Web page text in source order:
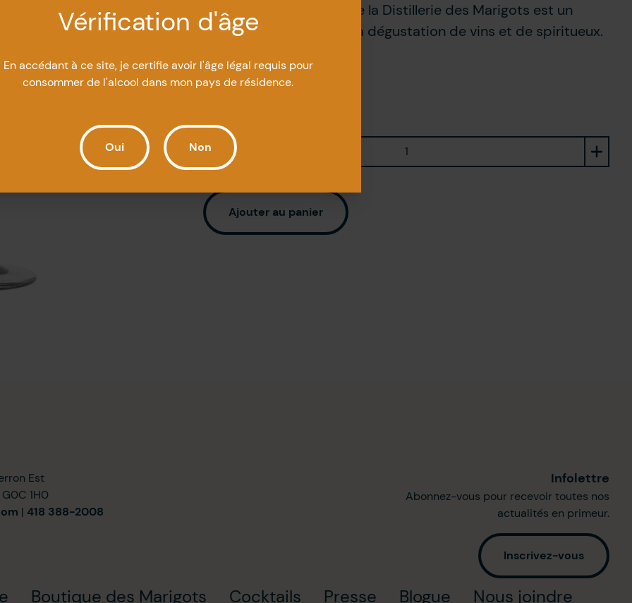
Cette coupe à l’effigie de la Distillerie des Marigots est un
modèle classique pour la dégustation de vins et de spiritueux.
305 en inventaire
Ajouter au panier
Est
1H0
| 418 388-2008
Infolettre
Abonnez-vous pour recevoir toutes nos
actualités en primeur.
Inscrivez-vous
Boutique des Marigots Cocktails Presse Blogue Nous joindre
Vérification d'âge
En accédant à ce site, je certifie avoir l'âge légal requis pour
consommer de l'alcool dans mon pays de résidence.
Oui Non